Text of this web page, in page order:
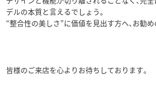
デルの本質と言えるでしょう。
“整合性の美しさ”に価値を見出す方へ、お勧め
皆様のご来店を心よりお待ちしております。